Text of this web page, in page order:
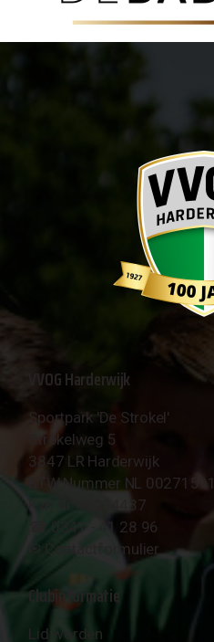
VVOG Harderwijk
Sportpark 'De Strokel'
Strokelweg 5
3847 LR Harderwijk
BTW Nummer NL
KvK Nr 40094437
☎︎ 0341 - 41 28 96
✉︎ Contactformulier
Clubinformatie
Lid worden